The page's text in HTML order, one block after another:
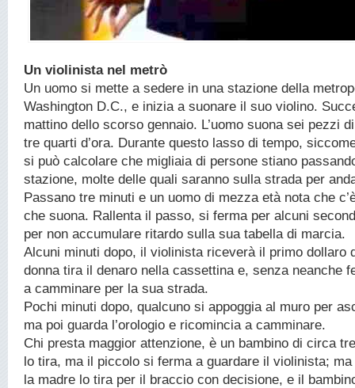
Un violinista nel metrò
Un uomo si mette a sedere in una stazione della
Washington D.C., e inizia a suonare il suo violino.
mattino dello scorso gennaio. L’uomo suona sei pezzi
tre quarti d’ora. Durante questo lasso di tempo,
si può calcolare che migliaia di persone stiano
stazione, molte delle quali saranno sulla strada per
Passano tre minuti e un uomo di mezza età nota che
che suona. Rallenta il passo, si ferma per alcuni
per non accumulare ritardo sulla sua tabella di marcia.
Alcuni minuti dopo, il violinista riceverà il primo dollaro
donna tira il denaro nella cassettina e, senza neanche
a camminare per la sua strada.
Pochi minuti dopo, qualcuno si appoggia al muro per
ma poi guarda l’orologio e ricomincia a camminare.
Chi presta maggior attenzione, è un bambino di circa
lo tira, ma il piccolo si ferma a guardare il violinista;
la madre lo tira per il braccio con decisione, e il